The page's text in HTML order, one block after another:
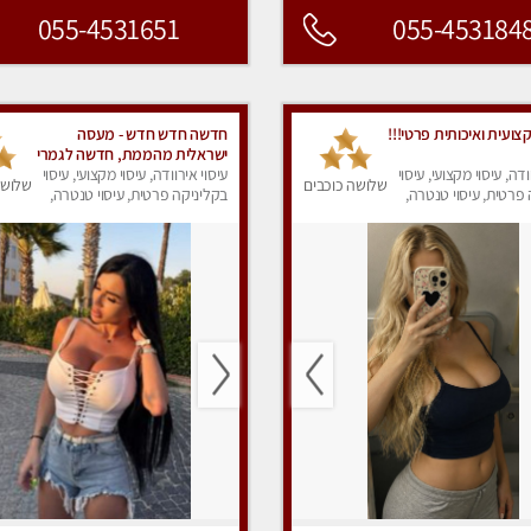
055-
055-4531651
ואיכותית פרטי!!!
עיסוי מקצועי, עיסוי
פרטית, עיסוי טנטרה,
שלושה כוכבים
חדשה חדש חדש - מעסה
ישראלית מהממת, חדשה לגמרי
בקריות
עיסוי אירוודה, עיסוי מקצועי, עיסוי
בקליניקה פרטית, עיסוי טנטרה,